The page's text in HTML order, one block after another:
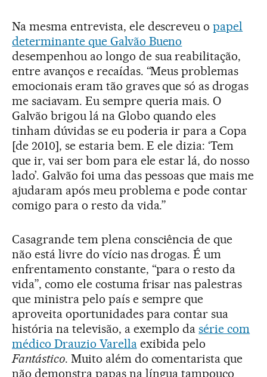
Na mesma entrevista, ele descreveu opapel
determinante que Galvão Bueno
desempenhou ao longo de sua reabilitação,
entre avanços e recaídas. “Meus problemas
emocionais eram tão graves que só as drogas
me saciavam. Eu sempre queria mais. O
Galvão brigou lá na Globo quando eles
tinham dúvidas se eu poderia ir para a Copa
[de 2010], se estaria bem. E ele dizia: ‘Tem
que ir, vai ser bom para ele estar lá, do nosso
lado’. Galvão foi uma das pessoas que mais me
ajudaram após meu problema e pode contar
comigo para o resto da vida.”
Casagrande tem plena consciência de que
não está livre do vício nas drogas. É um
enfrentamento constante, “para o resto da
vida”, como ele costuma frisar nas palestras
que ministra pelo país e sempre que
aproveita oportunidades para contar sua
história na televisão, a exemplo dasérie com
médico Drauzio Varellaexibida pelo
Fantástico. Muito além do comentarista que
não demonstra papas na língua tampouco